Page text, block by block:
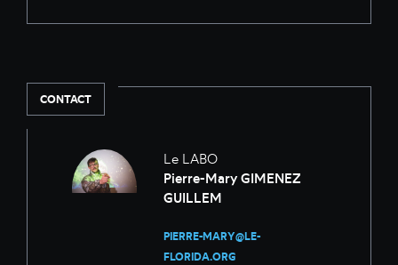
CONTACT
Le LABO
Pierre-Mary GIMENEZ
GUILLEM
PIERRE-MARY@LE-
FLORIDA.ORG